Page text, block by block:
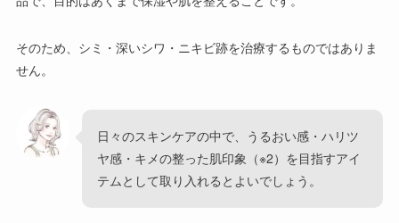
そのため、シミ・深いシワ・ニキビ跡を治療するものではありま
せん。
日々のスキンケアの中で、うるおい感・ハリツ
ヤ感・キメの整った肌印象（※2）を目指すアイ
テムとして取り入れるとよいでしょう。